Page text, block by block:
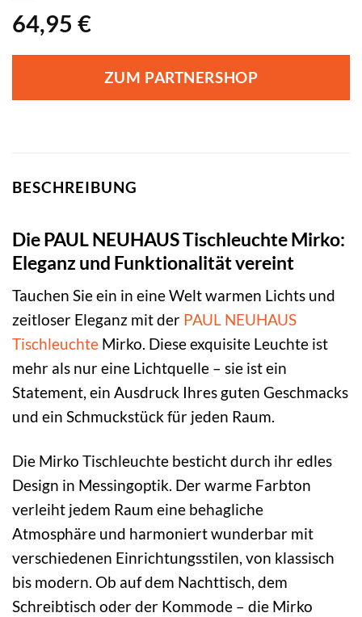
64,95 €
ZUM PARTNERSHOP
BESCHREIBUNG
Die PAUL NEUHAUS Tischleuchte Mirko:
Eleganz und Funktionalität vereint
Tauchen Sie ein in eine Welt warmen Lichts und
zeitloser Eleganz mit der PAUL NEUHAUS
Tischleuchte Mirko. Diese exquisite Leuchte ist
mehr als nur eine Lichtquelle – sie ist ein
Statement, ein Ausdruck Ihres guten Geschmacks
und ein Schmuckstück für jeden Raum.
Die Mirko Tischleuchte besticht durch ihr edles
Design in Messingoptik. Der warme Farbton
verleiht jedem Raum eine behagliche
Atmosphäre und harmoniert wunderbar mit
verschiedenen Einrichtungsstilen, von klassisch
bis modern. Ob auf dem Nachttisch, dem
Schreibtisch oder der Kommode – die Mirko